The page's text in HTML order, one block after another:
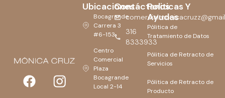
Contáctanos
316
8333933
Ubicaciones
Bocagrande
Carrera 3
#6-153
Centro
Comercial
Plaza
Bocagrande
Local 2-14
Politicas Y
Ayudas
Pólitica de
Tratamiento de Datos
Pólitica de Retracto de
Servicios
Pólitica de Retracto de
Producto